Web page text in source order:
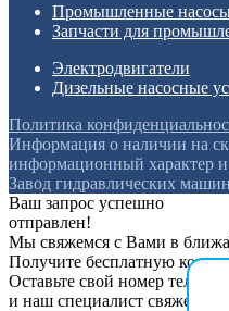
Промышленные
Запчасти для
Электродвигатели
Дизельные насосные
Политика
Информация о наличии на
информационный характер и
Завод гидравлических
Ваш запрос успешно
отправлен!
Мы свяжемся с Вами в
Получите бесплатную
Оставьте свой номер телефона
и наш специалист свяжется с